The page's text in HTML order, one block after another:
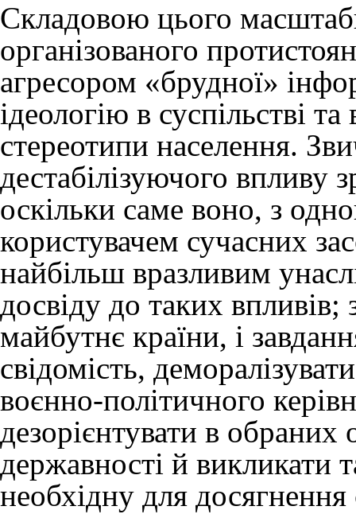
Складовою цього
організованого
агресором «брудної»
ідеологію в суспільстві
стереотипи населення.
дестабілізуючого впливу
оскільки саме воно, з
користувачем сучасних
найбільш вразливим
досвіду до таких
майбутнє країни, і
свідомість,
воєнно-політичного
дезорієнтувати в обраних
державності й викликати
необхідну для досягнення